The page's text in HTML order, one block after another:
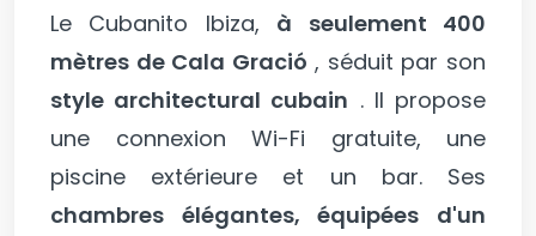
Le Cubanito Ibiza, à seulement 400
mètres de Cala Gració , séduit par son
style architectural cubain . Il propose
une connexion Wi-Fi gratuite, une
piscine extérieure et un bar. Ses
chambres élégantes, équipées d'un